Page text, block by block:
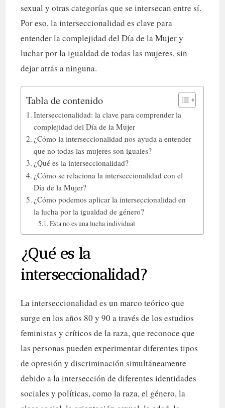
sexual y otras categorías que se intersecan entre sí.
Por eso, la interseccionalidad es clave para
entender la complejidad del Día de la Mujer y
luchar por la igualdad de todas las mujeres, sin
dejar atrás a ninguna.
Tabla de contenido
Interseccionalidad: la clave para comprender la
complejidad del Día de la Mujer
¿Cómo la interseccionalidad nos ayuda a entender
que no todas las mujeres son iguales?
¿Qué es la interseccionalidad?
¿Cómo se relaciona la interseccionalidad con el
Día de la Mujer?
¿Cómo podemos aplicar la interseccionalidad en
la lucha por la igualdad de género?
Esta no es una lucha individual
¿Qué es la
interseccionalidad?
La interseccionalidad es un marco teórico que
surge en los años 80 y 90 a través de los estudios
feministas y críticos de la raza, que reconoce que
las personas pueden experimentar diferentes tipos
de opresión y discriminación simultáneamente
debido a la intersección de diferentes identidades
sociales y políticas, como la raza, el género, la